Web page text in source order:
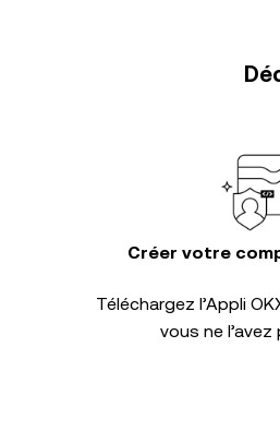
Créer votre
Téléchargez l’Appli
vous ne